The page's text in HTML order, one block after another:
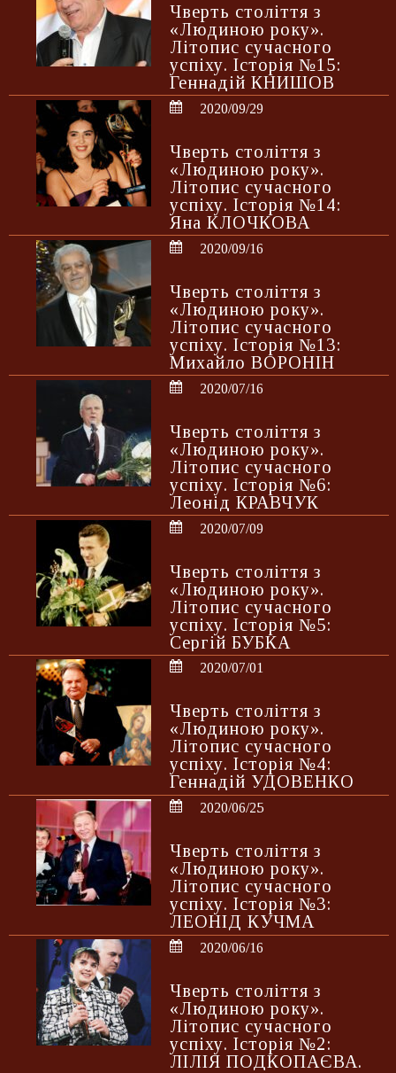
Чверть століття з
«Людиною року».
Літопис сучасного
успіху. Історія №15:
Геннадій КНИШОВ
2020/09/29
Чверть століття з
«Людиною року».
Літопис сучасного
успіху. Історія №14:
Яна КЛОЧКОВА
2020/09/16
Чверть століття з
«Людиною року».
Літопис сучасного
успіху. Історія №13:
Михайло ВОРОНІН
2020/07/16
Чверть століття з
«Людиною року».
Літопис сучасного
успіху. Історія №6:
Леонід КРАВЧУК
2020/07/09
Чверть століття з
«Людиною року».
Літопис сучасного
успіху. Історія №5:
Сергій БУБКА
2020/07/01
Чверть століття з
«Людиною року».
Літопис сучасного
успіху. Історія №4:
Геннадій УДОВЕНКО
2020/06/25
Чверть століття з
«Людиною року».
Літопис сучасного
успіху. Історія №3:
ЛЕОНІД КУЧМА
2020/06/16
Чверть століття з
«Людиною року».
Літопис сучасного
успіху. Історія №2:
ЛІЛІЯ ПОДКОПАЄВА.